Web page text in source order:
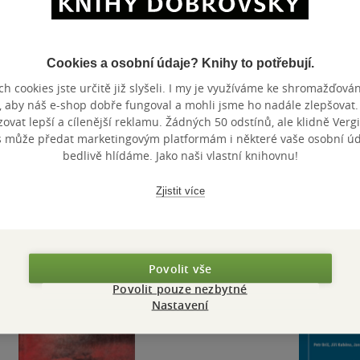
Jižní Kříž /Dílo II./
Jiří Kuběna
Nedostupné
Sešity 1´10 – Jiří
Kuběna. Masky,
kresby a obrazy
Jiří Kuběna
0.0
hvězdiček
Nedostupné
Krásný
vysoké
Jiří Kuběna
Cookies a osobní údaje? Knihy to potřebují.
cookies jste určitě již slyšeli. I my je využíváme ke
aby náš e-shop dobře fungoval a mohli jsme ho nadále zlepšovat.
lepší a cílenější reklamu. Žádných 50 odstínů, ale klidně
může předat marketingovým platformám i některé vaše osobní
bedlivě hlídáme. Jako naši vlastní knihovnu!
Zjistit více
Povolit vše
Povolit pouze nezbytné
Nastavení